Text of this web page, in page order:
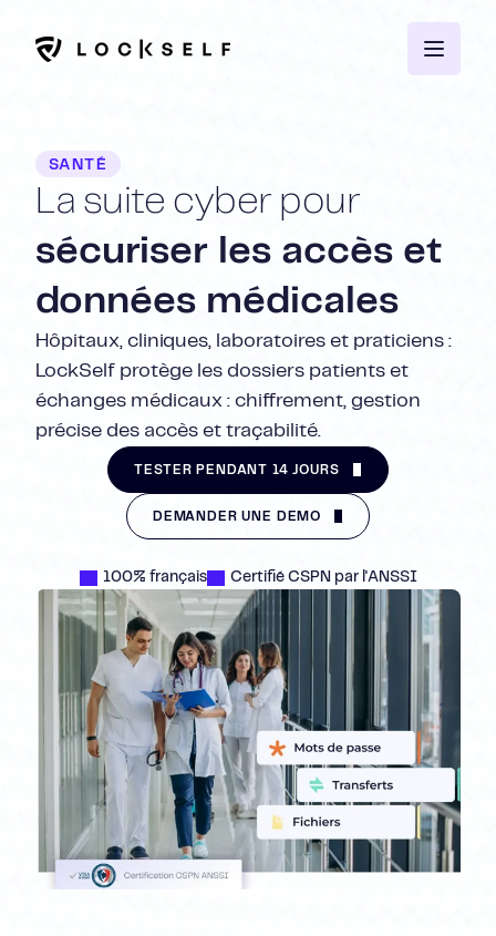
SANTÉ
La suite cyber pour
sécuriser les accès et
données médicales
Hôpitaux, cliniques, laboratoires et praticiens :
LockSelf protège les dossiers patients et
échanges médicaux : chiffrement, gestion
précise des accès et traçabilité.
TESTER PENDANT 14 JOURS
DEMANDER UNE DÉMO
100% français Certifié CSPN par l'ANSSI